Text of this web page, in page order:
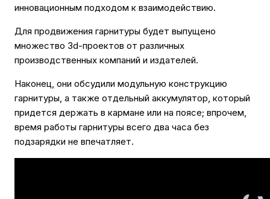
инновационным подходом к взаимодействию.
Для продвижения гарнитуры будет выпущено
множество 3d-проектов от различных
производственных компаний и издателей.
Наконец, они обсудили модульную конструкцию
гарнитуры, а также отдельный аккумулятор, который
придется держать в кармане или на поясе; впрочем,
время работы гарнитуры всего два часа без
подзарядки не впечатляет.